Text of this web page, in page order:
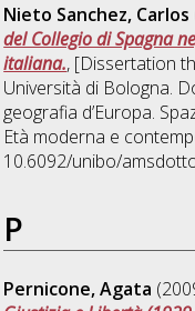
Nieto Sanchez, Carlos
del Collegio di Spagna
italiana., [Dissertation
Università di Bologna.
geografia d’Europa.
Età moderna e
10.6092/unibo/
P
Pernicone, Agata